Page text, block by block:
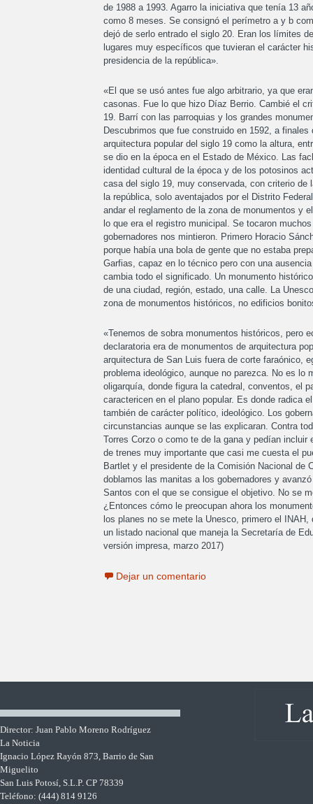
de 1988 a 1993. Agarro la iniciativa que tenía 13
como 8 meses. Se consignó el perímetro a y b
dejó de serlo entrado el siglo 20. Eran los límites
lugares muy específicos que tuvieran el carácter
presidencia de la república».
«El que se usó antes fue algo arbitrario, ya que
casonas. Fue lo que hizo Díaz Berrio. Cambié el
19. Barrí con las parroquias y los grandes
Descubrimos que fue construido en 1592, a
arquitectura popular del siglo 19 como la altura,
se dio en la época en el Estado de México. Las
identidad cultural de la época y de los potosinos
casa del siglo 19, muy conservada, con criterio de
la república, solo aventajados por el Distrito
andar el reglamento de la zona de monumentos y
lo que era el registro municipal. Se tocaron
gobernadores nos mintieron. Primero Horacio
porque había una bola de gente que no estaba
Garfias, capaz en lo técnico pero con una
cambia todo el significado. Un monumento
de una ciudad, región, estado, una calle. La
zona de monumentos históricos, no edificios
«Tenemos de sobra monumentos históricos, pero
declaratoria era de monumentos de arquitectura
arquitectura de San Luis fuera de corte faraónico,
problema ideológico, aunque no parezca. No es lo
oligarquía, donde figura la catedral, conventos, el
caractericen en el plano popular. Es donde radica
también de carácter político, ideológico. Los
circunstancias aunque se las explicaran. Contra
Torres Corzo o como te de la gana y pedían
de trenes muy importante que casi me cuesta el
Bartlet y el presidente de la Comisión Nacional
doblamos las manitas a los gobernadores y
Santos con el que se consigue el objetivo. No se
¿Entonces cómo le preocupan ahora los
los planes no se mete la Unesco, primero el
un listado nacional que maneja la Secretaría de
versión impresa, marzo 2017)
Dejar un comentario
Director: Juan Pablo Moreno Rodríguez
La Noticia
Ignacio López Rayón 873, Barrio de San
Miguelito
San Luis Potosí, S.L.P. CP 78339
Teléfono: (444) 814 9126